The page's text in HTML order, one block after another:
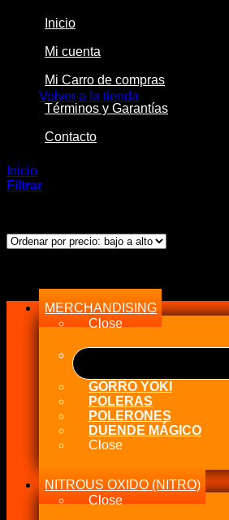
Volver a la tienda
Inicio
Mi cuenta
Mi Carro de compras
Términos y Garantías
Contacto
Inicio
Filtrar
MERCHANDISING
Close
GORRO YOKI
POLERAS
POLERONES
DUENDE MÁGICO
Close
NITROUS OXIDO (NITRO)
Close